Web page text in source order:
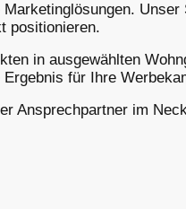
positionieren.
in ausgewählten
für Ihre
Ansprechpartner im